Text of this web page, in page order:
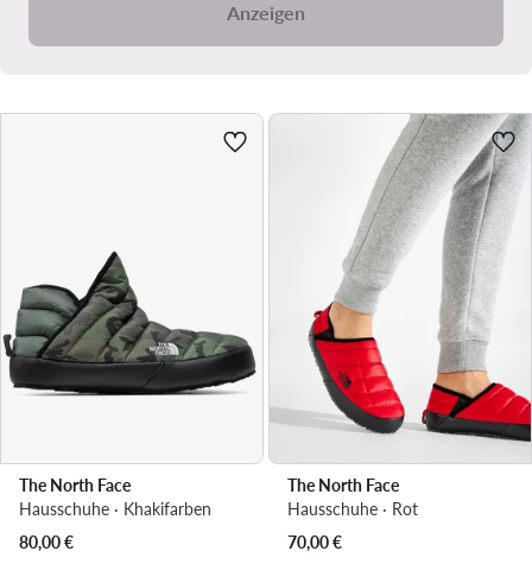
Anzeigen
The North Face
Hausschuhe · Khakifarben
80,00€
The North Face
Hausschuhe · Rot
70,00€